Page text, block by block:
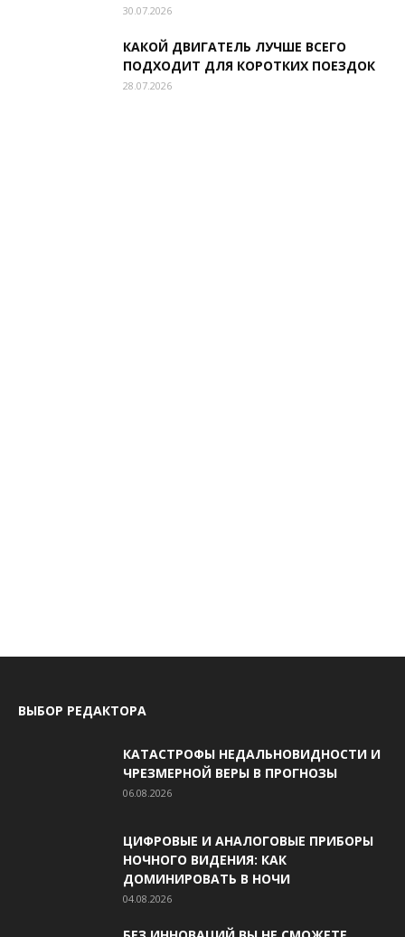
30.07.2026
КАКОЙ ДВИГАТЕЛЬ ЛУЧШЕ ВСЕГО
ПОДХОДИТ ДЛЯ КОРОТКИХ ПОЕЗДОК
28.07.2026
ВЫБОР РЕДАКТОРА
КАТАСТРОФЫ НЕДАЛЬНОВИДНОСТИ И
ЧРЕЗМЕРНОЙ ВЕРЫ В ПРОГНОЗЫ
06.08.2026
ЦИФРОВЫЕ И АНАЛОГОВЫЕ ПРИБОРЫ
НОЧНОГО ВИДЕНИЯ: КАК
ДОМИНИРОВАТЬ В НОЧИ
04.08.2026